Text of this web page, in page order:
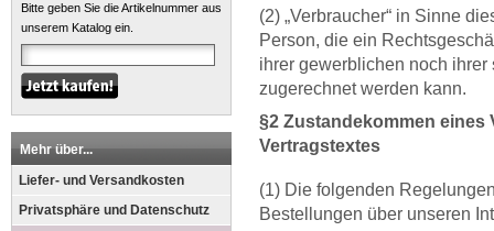
Bitte geben Sie die Artikelnummer aus
unserem Katalog ein.
Mehr über...
Liefer- und Versandkosten
Privatsphäre und Datenschutz
(2) „Verbraucher“ in Sinne
Person, die ein
ihrer gewerblichen noch
zugerechnet werden kann.
§2 Zustandekommen eines
Vertragstextes
(1) Die folgenden
Bestellungen über unseren